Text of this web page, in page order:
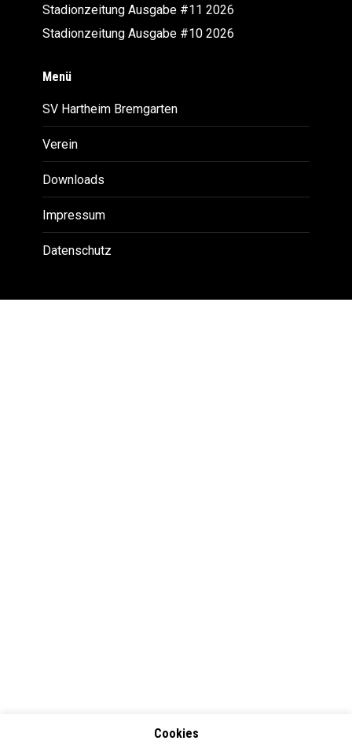
Stadionzeitung Ausgabe #11 2026
Stadionzeitung Ausgabe #10 2026
Menü
SV Hartheim Bremgarten
Verein
Downloads
Impressum
Datenschutz
Cookies